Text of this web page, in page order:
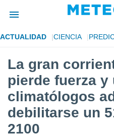
de
por
para
la
que se
calidad.
a este
ACTUALIDAD CIENCIA
La gran
pierde fuerza y
climatólogos
debilitarse un
2100